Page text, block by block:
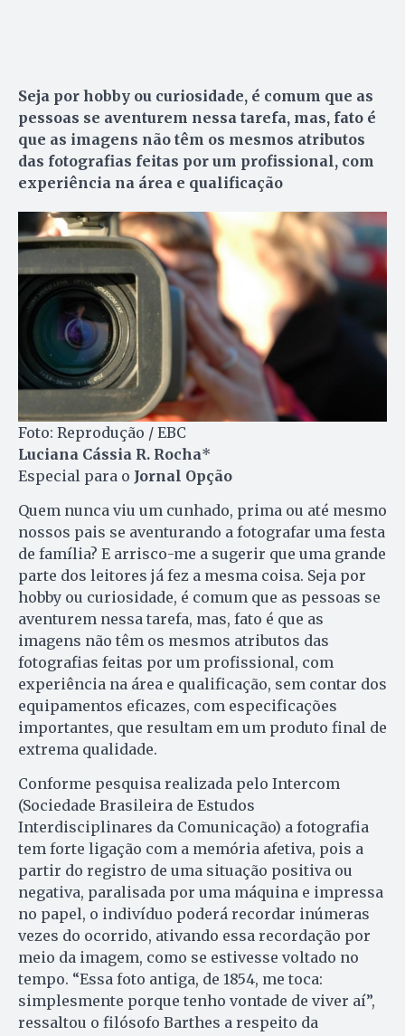
Seja por hobby ou curiosidade, é comum que as
pessoas se aventurem nessa tarefa, mas, fato é
que as imagens não têm os mesmos atributos
das fotografias feitas por um profissional, com
experiência na área e qualificação
Foto: Reprodução / EBC
Luciana Cássia R. Rocha*
Especial para o Jornal Opção
Quem nunca viu um cunhado, prima ou até mesmo
nossos pais se aventurando a fotografar uma festa
de família? E arrisco-me a sugerir que uma grande
parte dos leitores já fez a mesma coisa. Seja por
hobby ou curiosidade, é comum que as pessoas se
aventurem nessa tarefa, mas, fato é que as
imagens não têm os mesmos atributos das
fotografias feitas por um profissional, com
experiência na área e qualificação, sem contar dos
equipamentos eficazes, com especificações
importantes, que resultam em um produto final de
extrema qualidade.
Conforme pesquisa realizada pelo Intercom
(Sociedade Brasileira de Estudos
Interdisciplinares da Comunicação) a fotografia
tem forte ligação com a memória afetiva, pois a
partir do registro de uma situação positiva ou
negativa, paralisada por uma máquina e impressa
no papel, o indivíduo poderá recordar inúmeras
vezes do ocorrido, ativando essa recordação por
meio da imagem, como se estivesse voltado no
tempo. “Essa foto antiga, de 1854, me toca:
simplesmente porque tenho vontade de viver aí”,
ressaltou o filósofo Barthes a respeito da